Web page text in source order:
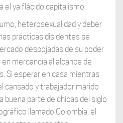
el ya flácido capitalismo.
heterosexualidad y deber
prácticas disidentes se
despojadas de su poder
mercancía al alcance de
Si esperar en casa mientras
cansado y trabajador marido
buena parte de chicas del siglo
llamado Colombia, el